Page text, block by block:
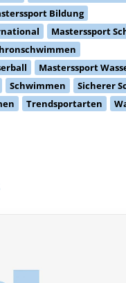
Bildung
Masterssport
Masterssport
Schwimmen
Sicherer
Trendsportarten